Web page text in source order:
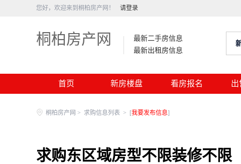
您好，欢迎来到桐柏房产网！ 请登录
桐柏房产网
最新二手房信息
最新出租房信息
首页 新房楼盘 看房报名 出
桐柏房产网 > 求购信息列表 > [我要发布信息]
求购东区域房型不限装修不限